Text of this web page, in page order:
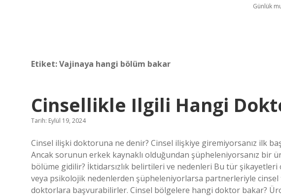
Günlük
Etiket:Vajinaya hangi bölüm bakar
Cinsellikle Ilgili Hangi
Tarih: Eylül 19, 2024
Cinsel ilişki doktoruna ne denir? Cinsel ilişkiye giremiyorsanız ilk
Ancak sorunun erkek kaynaklı olduğundan şüpheleniyorsanız bir
bölüme gidilir? İktidarsızlık belirtileri ve nedenleri Bu tür
veya psikolojik nedenlerden şüpheleniyorlarsa partnerleriyle cinsel
doktorlara başvurabilirler. Cinsel bölgelere hangi doktor bakar?